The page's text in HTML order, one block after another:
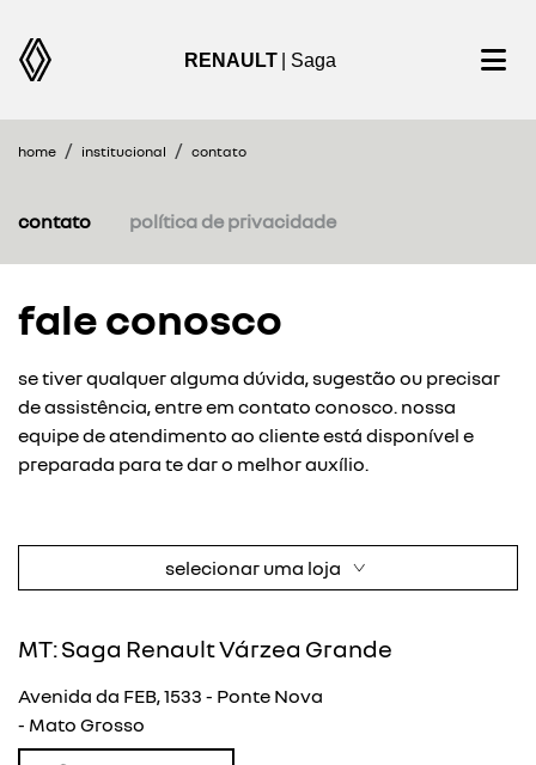
RENAULT | Saga
home institucional contato
contato política de privacidade
fale conosco
se tiver qualquer alguma dúvida, sugestão ou precisar
de assistência, entre em contato conosco. nossa
equipe de atendimento ao cliente está disponível e
preparada para te dar o melhor auxílio.
selecionar uma loja
MT: Saga Renault Várzea Grande
Avenida da FEB, 1533 - Ponte Nova
- Mato Grosso